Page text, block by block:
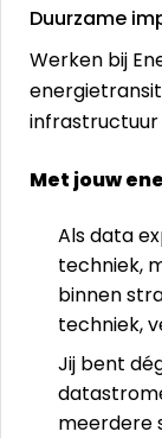
Duurzame
Werken bij
infrastructuur
Met jouw
Als data
techniek,
binnen
techniek,
Jij bent
meerdere